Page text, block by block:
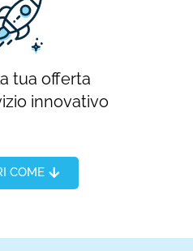
tua offerta
innovativo
COME